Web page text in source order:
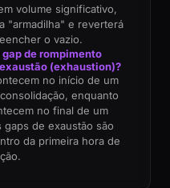
volume significativo,
"armadilha" e reverterá
o vazio.
de rompimento
(exhaustion)?
no início de um
enquanto
no final de um
de exaustão são
da primeira hora de